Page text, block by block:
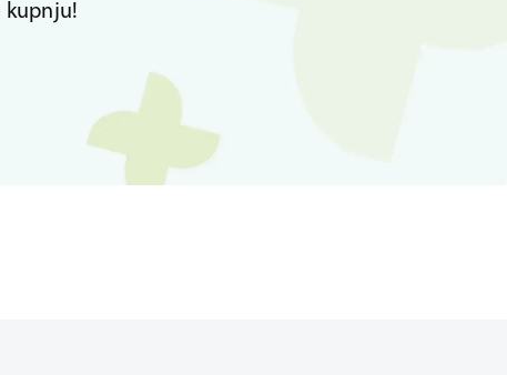
kupnju!